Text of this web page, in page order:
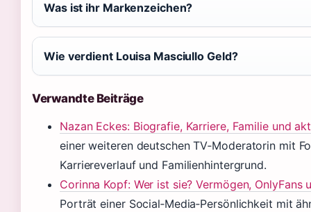
Was ist ihr Markenzeichen?
Wie verdient Louisa Masciullo Geld?
Verwandte Beiträge
Nazan Eckes: Biografie, Karriere, Familie und
einer weiteren deutschen TV‑Moderatorin mit
Karriereverlauf und Familienhintergrund.
Corinna Kopf: Wer ist sie? Vermögen,
Porträt einer Social‑Media‑Persönlichkeit mit